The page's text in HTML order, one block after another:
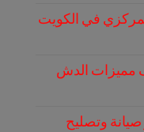
في الكويت
مميزات الدش
وتصليح